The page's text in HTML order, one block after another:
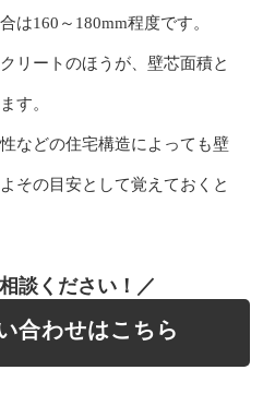
は160～180mm程度です。
リートのほうが、壁芯面積と
す。
などの住宅構造によっても壁
その目安として覚えておくと
談ください！／
合わせはこちら